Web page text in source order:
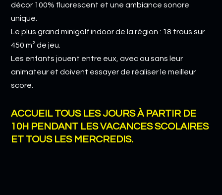
décor 100% fluorescent et une ambiance sonore
unique.
Le plus grand minigolf indoor de la région : 18 trous sur
450 m² de jeu.
Les enfants jouent entre eux, avec ou sans leur
animateur et doivent essayer de réaliser le meilleur
score.
ACCUEIL TOUS LES JOURS À PARTIR DE
10H PENDANT LES VACANCES SCOLAIRES
ET TOUS LES MERCREDIS.